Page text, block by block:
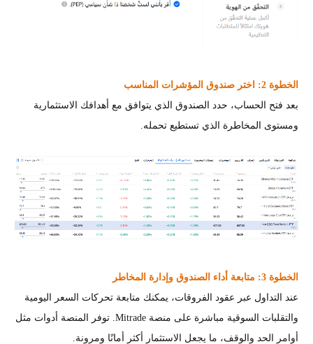
الخطوة 2: اختر صندوق المؤشرات المناسب
بعد فتح الحساب، حدد الصندوق الذي يتوافق مع أهدافك الاستثمارية
ومستوى المخاطرة الذي تستطيع تحمله.
الخطوة 3: متابعة أداء الصندوق وإدارة المخاطر
عند التداول عبر عقود الفروقات، يمكنك متابعة تحركات السعر اليومية
والتقلبات السوقية مباشرة على منصة Mitrade. توفر المنصة أدوات مثل
أوامر الحد والوقف، ما يجعل الاستثمار أكثر أمانًا ومرونة.